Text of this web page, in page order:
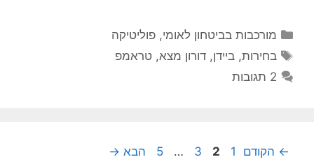
קטגוריות
מורכבות בביטחון לאומי,פוליטיקה
תגיות
בחירות,ביידן,דורון מצא,טראמפ
2 תגובות
← הקודם עמוד
1 עמוד
2 עמוד
3
… עמוד
5 הבא →